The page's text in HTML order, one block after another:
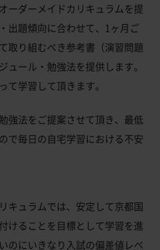
ーダーメイドカリキュラムを提
出題傾向に合わせて、1ヶ月ご
取り組むべき参考書（演習問題
ュール・勉強法を提供します。
学習して頂きます。
強法をご提案させて頂き、最低
で毎日の自宅学習における不安
キュラムでは、安定して京都国
けることを目標として学習を進
のにいきなり入試の偏差値レベ